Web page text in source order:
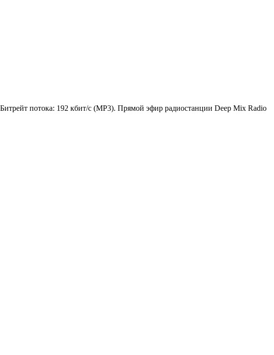
потока: 192 кбит/с (MP3). Прямой эфир радиостанции Deep Mix Radio